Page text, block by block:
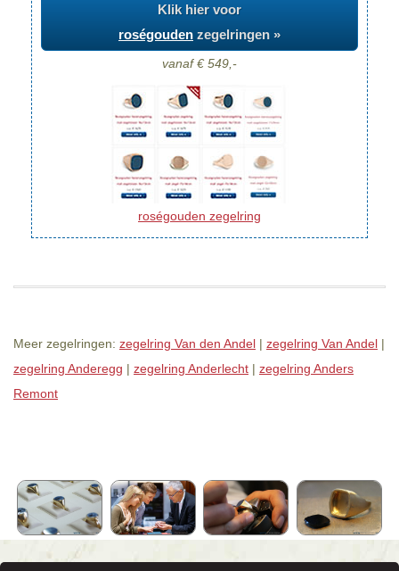
Klik hier voor
roségouden zegelringen »
vanaf € 549,-
roségouden zegelring
Meer zegelringen: zegelring Van den Andel | zegelring Van Andel |
zegelring Anderegg | zegelring Anderlecht | zegelring Anders
Remont